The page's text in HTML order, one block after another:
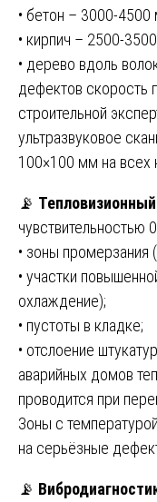
• бетон – 3000-4500
• кирпич – 2500-
• дерево вдоль
дефектов скорость
строительной
ультразвуковое
100×100 мм на всех
📡
чувствительностью
• зоны промерзания
• участки
охлаждение);
• пустоты в кладке;
• отслоение
аварийных домов
проводится при
Зоны с
на серьёзные
📡